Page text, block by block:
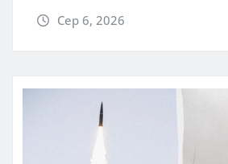
Сер 6, 2026